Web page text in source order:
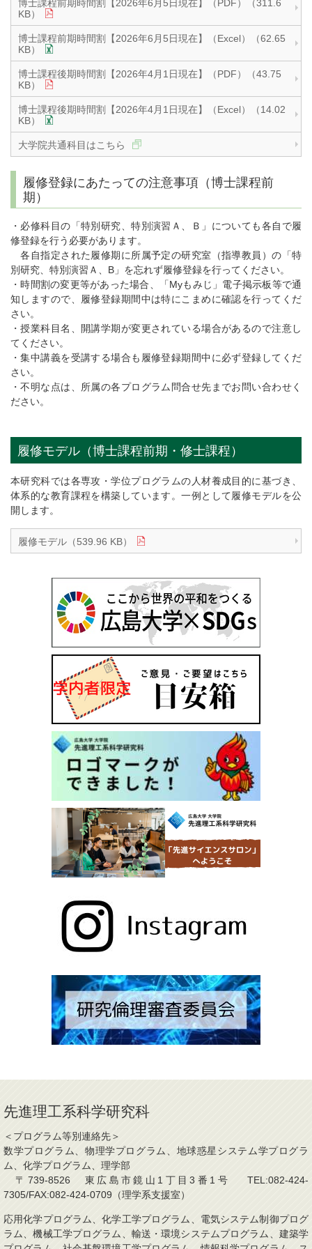
博士課程前期時間割【2026年6月5日現在】（PDF）（311.6
KB）
博士課程前期時間割【2026年6月5日現在】（Excel）（62.65
KB）
博士課程後期時間割【2026年4月1日現在】（PDF）（43.75
KB）
博士課程後期時間割【2026年4月1日現在】（Excel）（14.02
KB）
大学院共通科目はこちら
履修登録にあたっての注意事項（博士課程前
期）
・必修科目の「特別研究、特別演習Ａ、Ｂ」についても各自で履
修登録を行う必要があります。
各自指定された履修期に所属予定の研究室（指導教員）の「特
別研究、特別演習Ａ、B」を忘れず履修登録を行ってください。
・時間割の変更等があった場合、「Myもみじ」電子掲示板等で通
知しますので、履修登録期間中は特にこまめに確認を行ってくだ
さい。
・授業科目名、開講学期が変更されている場合があるので注意し
てください。
・集中講義を受講する場合も履修登録期間中に必ず登録してくだ
さい。
・不明な点は、所属の各プログラム問合せ先までお問い合わせく
ださい。
履修モデル（博士課程前期・修士課程）
本研究科では各専攻・学位プログラムの人材養成目的に基づき、
体系的な教育課程を構築しています。一例として履修モデルを公
開します。
履修モデル（539.96 KB）
先進理工系科学研究科
＜プログラム等別連絡先＞
数学プログラム、物理学プログラム、地球惑星システム学プログラ
ム、化学プログラム、理学部
〒739-8526 東広島市鏡山1丁目3番1号 TEL:082-424-
7305/FAX:082-424-0709（理学系支援室）
応用化学プログラム、化学工学プログラム、電気システム制御プログ
ラム、機械工学プログラム、輸送・環境システムプログラム、建築学